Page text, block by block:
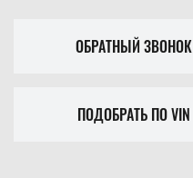
ОБРАТНЫЙ ЗВОНОК
ПОДОБРАТЬ ПО VIN